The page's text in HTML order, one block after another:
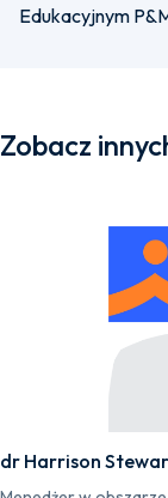
Edukacyjnym
Zobacz
dr Harrison